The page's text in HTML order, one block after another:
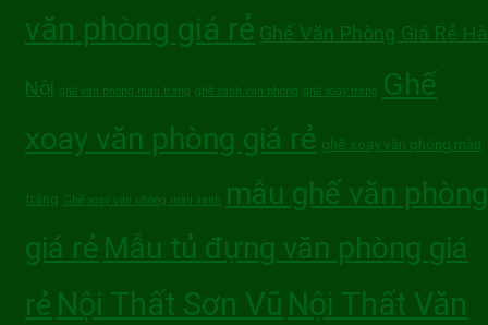
văn phòng giá rẻ Ghế Văn Phòng Giá Rẻ Hà
Nội ghế văn phòng màu trắng ghế xanh văn phòng ghế xoay trắng Ghế
xoay văn phòng giá rẻ ghế xoay văn phòng màu
trắng Ghế xoay văn phòng màu xanh mẫu ghế văn phòng
giá rẻ Mẫu tủ đựng văn phòng giá
rẻ Nội Thất Sơn Vũ Nội Thất Văn